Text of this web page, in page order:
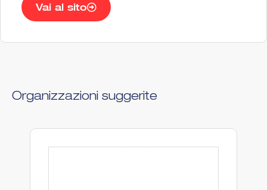
Vai al sito
Organizzazioni suggerite